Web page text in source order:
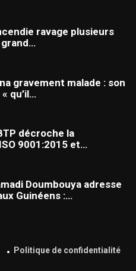
ravage plusieurs
gravement malade : son
qu’il…
décroche la
9001:2015 et…
Doumbouya adresse
Guinéens :…
Politique de confidentialité